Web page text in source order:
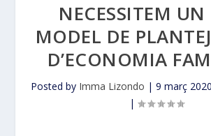
NECESSITEM
MODEL DE
D’ECONOMIA
Posted by Imma Lizondo | 9 març 2020
|